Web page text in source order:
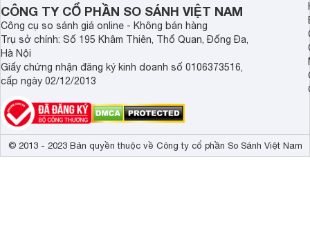
CÔNG TY CỔ PHẦN SO SÁNH VIỆT NAM
Công cụ so sánh giá online - Không bán hàng
Trụ sở chính: Số 195 Khâm Thiên, Thổ Quan, Đống Đa,
Hà Nội
Giấy chứng nhận đăng ký kinh doanh số 0106373516,
cấp ngày 02/12/2013
© 2013 - 2023 Bản quyền thuộc về Công ty cổ phần So Sánh Việt Nam